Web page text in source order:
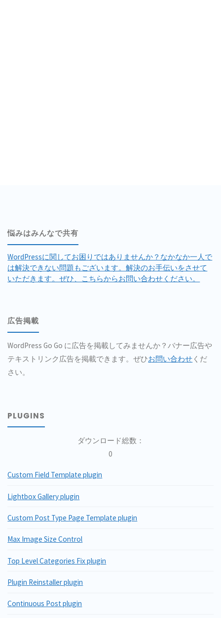
悩みはみんなで共有
WordPressに関してお困りではありませんか？なかなか一人で
は解決できない問題もございます。解決のお手伝いをさせて
いただきます。ぜひ、こちらからお問い合わせください。
広告掲載
WordPress Go Go に広告を掲載してみませんか？バナー広告や
テキストリンク広告を掲載できます。ぜひお問い合わせ くだ
さい。
PLUGINS
ダウンロード総数：
0
Custom Field Template plugin
Lightbox Gallery plugin
Custom Post Type Page Template plugin
Max Image Size Control
Top Level Categories Fix plugin
Plugin Reinstaller plugin
Continuous Post plugin